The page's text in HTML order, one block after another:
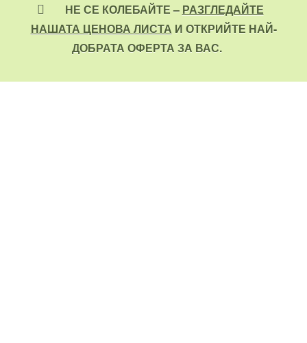
НЕ СЕ КОЛЕБАЙТЕ – РАЗГЛЕДАЙТЕ
НАШАТА ЦЕНОВА ЛИСТА И ОТКРИЙТЕ НАЙ-
ДОБРАТА ОФЕРТА ЗА ВАС.